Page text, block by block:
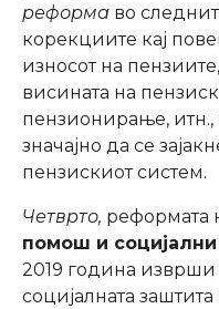
реформа во
корекциите кај
износот на
висината на
пензионирање,
значајно да се
пензискиот систем.
Четврто, реформата
помош и социјални
2019 година
социјалната